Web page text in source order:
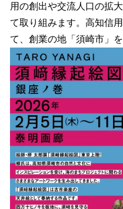
用の創出や交流人口の拡
て取り組みます。高知信
て、創業の地「須崎市」